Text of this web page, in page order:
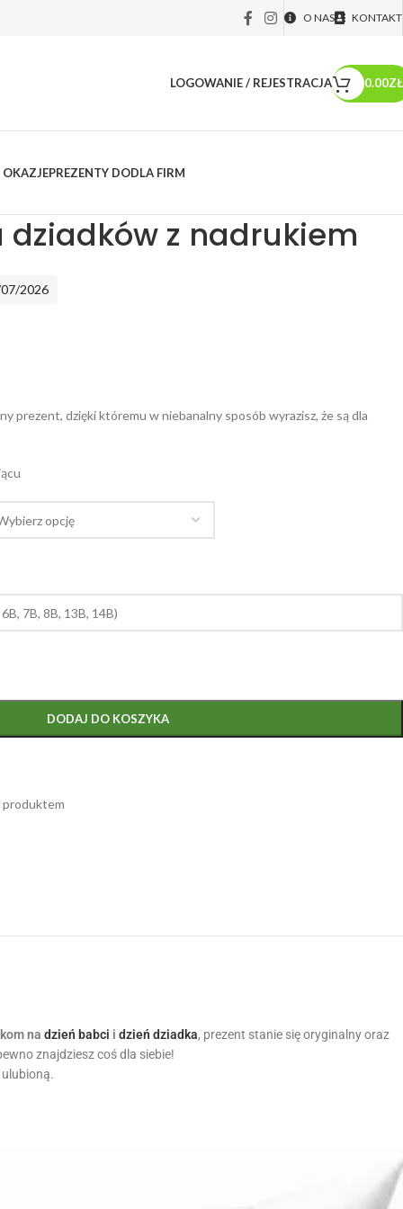
O NAS KONTAKT
LOGOWANIE / REJESTRACJA 0.00ZŁ
OKAZJEPREZENTY DODLA FIRM
dziadków z nadrukiem
2026
prezent, dzięki któremu w niebanalny sposób wyrazisz, że są dla
DODAJ DO KOSZYKA
na dzień babci i dzień dziadka, prezent stanie się oryginalny oraz
znajdziesz coś dla siebie!